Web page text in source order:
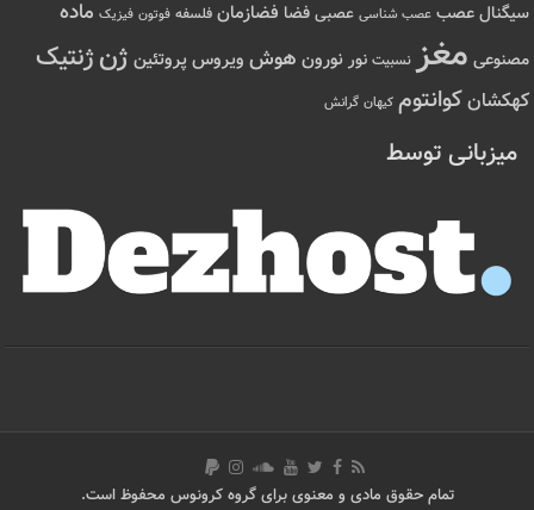
سیگنال عصب عصب شناسی عصبی فضا فضازمان فلسفه فوتون فیزیک ماده
مصنوعی مغز نسبیت نور نورون هوش ویروس پروتئین ژنژنتیک
کهکشانکوانتوم کیهان گرانش
میزبانی توسط
تمام حقوق مادی و معنوی برای گروه کرونوس محفوظ است.